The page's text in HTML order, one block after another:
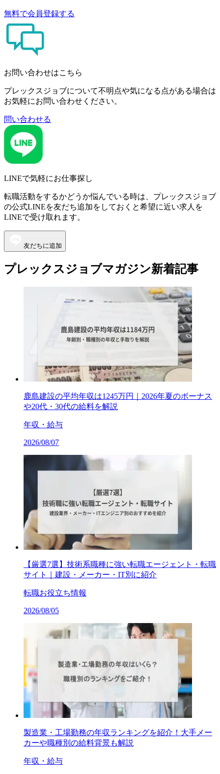
無料で会員登録する
お問い合わせはこちら
プレックスジョブについて不明点や気になる点がある場合は
お気軽にお問い合わせください。
問い合わせる
LINEで気軽にお仕事探し
転職活動をするかどうか悩んでいる時は、プレックスジョブ
の公式LINEを友だち追加をしておくと希望に近い求人を
LINEで受け取れます。
友だちに追加
プレックスジョブマガジン新着記事
鹿島建設の平均年収は1245万円｜2026年夏のボーナス
や20代・30代の給料を解説
年収・給与
2026/08/07
【厳選7選】技術系職種に強い転職エージェント・転職
サイト｜建設・メーカー・IT別に紹介
転職お役立ち情報
2026/08/05
製造業・工場勤務の年収ランキングを紹介！大手メー
カーや職種別の給料背景も解説
年収・給与